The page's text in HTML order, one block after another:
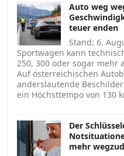
Auto weg
teuer enden
Stand: 6.
Sportwagen kann
250, 300 oder sogar mehr
Auf österreichischen
anderslautende
ein Höchsttempo von 130
Der
mehr